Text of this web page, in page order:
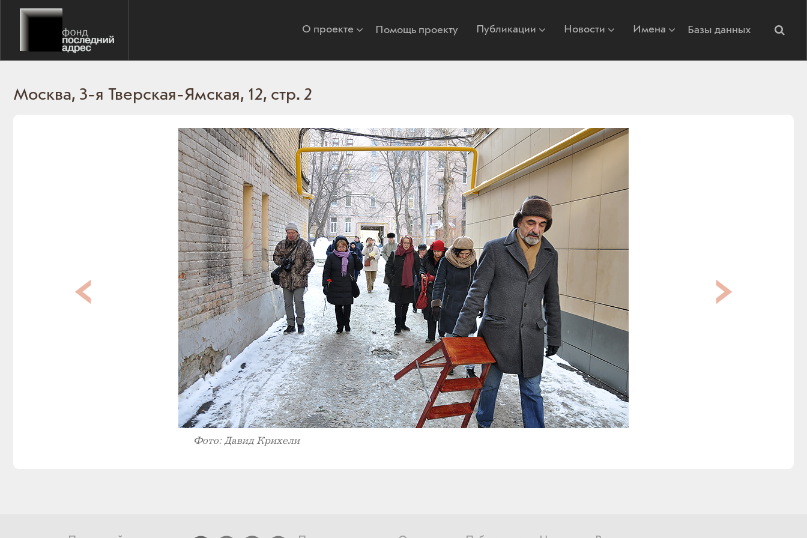
О проекте Помощь проекту Публикации Новости Имена Базы данных
Москва, 3-я Тверская-Ямская, 12, стр. 2
Фото: Давид Крихели